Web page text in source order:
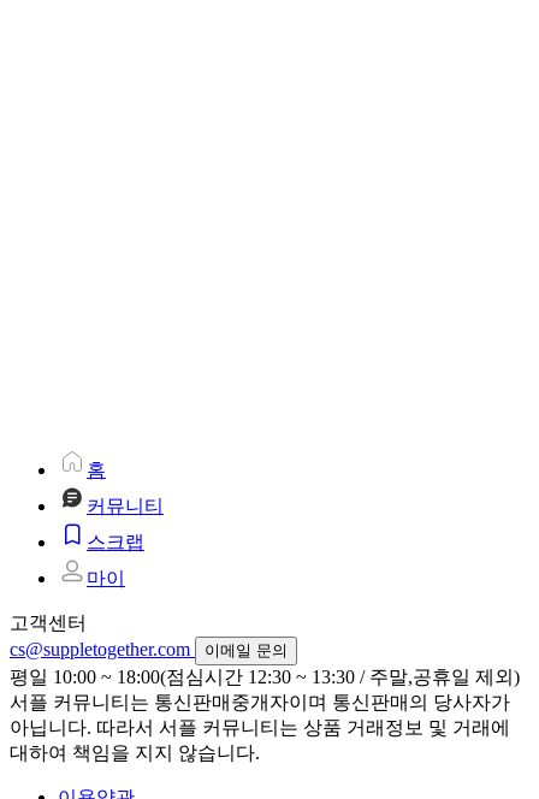
홈
커뮤니티
스크랩
마이
고객센터
cs@suppletogether.com
이메일 문의
평일 10:00 ~ 18:00(점심시간 12:30 ~ 13:30 / 주말,공휴일 제외)
서플 커뮤니티는 통신판매중개자이며 통신판매의 당사자가
아닙니다. 따라서 서플 커뮤니티는 상품 거래정보 및 거래에
대하여 책임을 지지 않습니다.